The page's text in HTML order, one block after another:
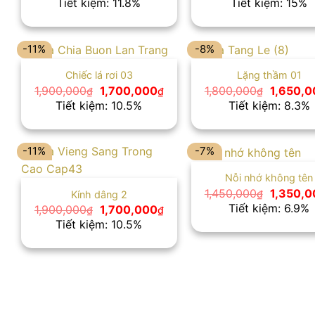
là:
là:
1,500,000₫.
Tiết kiệm: 11.8%
là:
Tiết kiệm: 15%
-11%
Chiếc lá rơi 03
1,900,000₫ Giá
gốc
là:
1,700,000₫Giá
hiện
là:
1,700,000₫.
Tiết kiệm: 10.5%
-8%
Lặng thầm 01
1,800,000₫
Giá
gốc
là:
Tiết kiệm: 8.3%
-11%
Kính dâng 2
1,900,000₫ Giá
gốc
là:
1,700,000₫Giá
hiện
là:
1,700,000₫.
Tiết kiệm: 10.5%
-7%
Nỗi nhớ không tên
1,450,000₫
Giá
gốc
là:
Tiết kiệm: 6.9%